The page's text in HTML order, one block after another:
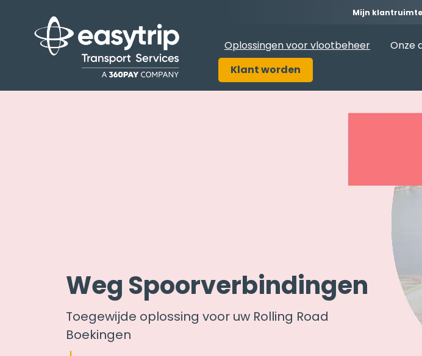
Mijn klantruimte
Oplossingen voor vlootbeheer Onze
Klant worden
Weg Spoorverbindingen
Toegewijde oplossing voor uw Rolling Road
Boekingen